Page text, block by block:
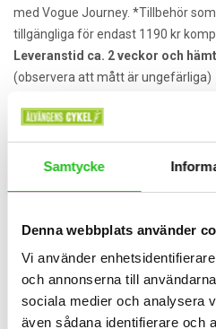
Samtycke
Denna webbplats använder
Vi använder
och annonserna till
sociala medier och analysera
även sådana identifierare och
med Vogue Journey. *Tillbehör
tillgängliga för endast 1190 kr
Leveranstid ca. 2 veckor och
(observera att mått är ungefärliga)
Inner längd låda:
Total bredd inkl däck:ca 79,5 cm
Höjd låda, högsta punkt:
ca 51,5
lasthantering! Oavsett om det är
tunga laster som behöver
Med ett 13Ah/468Wh LG-batteri
körsträcka. Perfekt för